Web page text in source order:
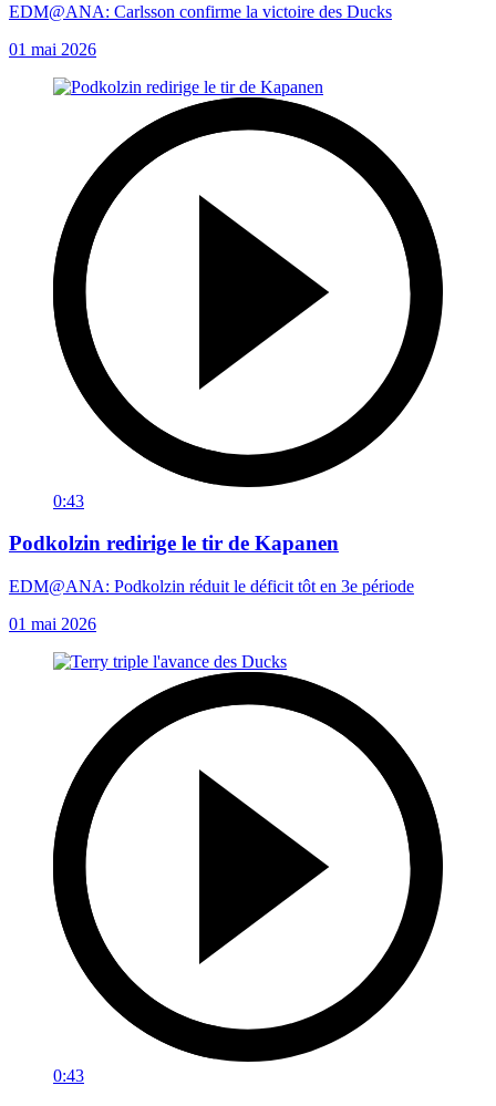
EDM@ANA: Carlsson confirme la victoire des Ducks
01 mai 2026
0:43
Podkolzin redirige le tir de Kapanen
EDM@ANA: Podkolzin réduit le déficit tôt en 3e période
01 mai 2026
0:43